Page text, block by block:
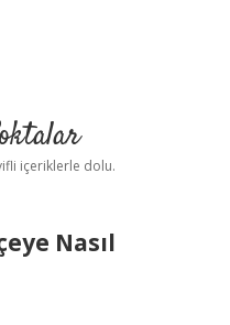
içeriklerle dolu.
Nasıl